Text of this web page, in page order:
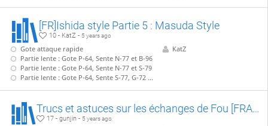
[FR]Ishida style Partie 5 : Masuda Style
10 - KatZ - 5 years ago
Gote attaque rapide
Partie lente : Gote P-64, Sente N-77 et B-96
Partie lente : Gote P-64, Sente N-77 et S-79
Partie lente : Gote P-64, Sente S-77, G-72 + échange de tour
KatZ
Trucs et astuces sur les échanges de Fou [FRANCAIS]
17 - gunjin - 5 years ago